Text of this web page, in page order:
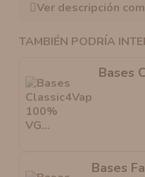
Ver descripción
TAMBIÉN PODRÍA
Bases
Bases